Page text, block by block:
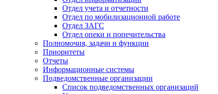
Отдел учета и отчетности
Отдел по мобилизационной работе
Отдел ЗАГС
Отдел опеки и попечительства
Полномочия, задачи и функции
Приоритеты
Отчеты
Информационные системы
Подведомственные организации
Список подведомственных организаций